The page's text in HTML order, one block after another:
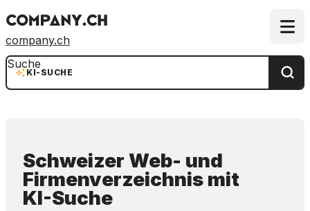
company.ch
KI-SUCHE
Suche
Schweizer Web- und
Firmenverzeichnis mit
KI-Suche